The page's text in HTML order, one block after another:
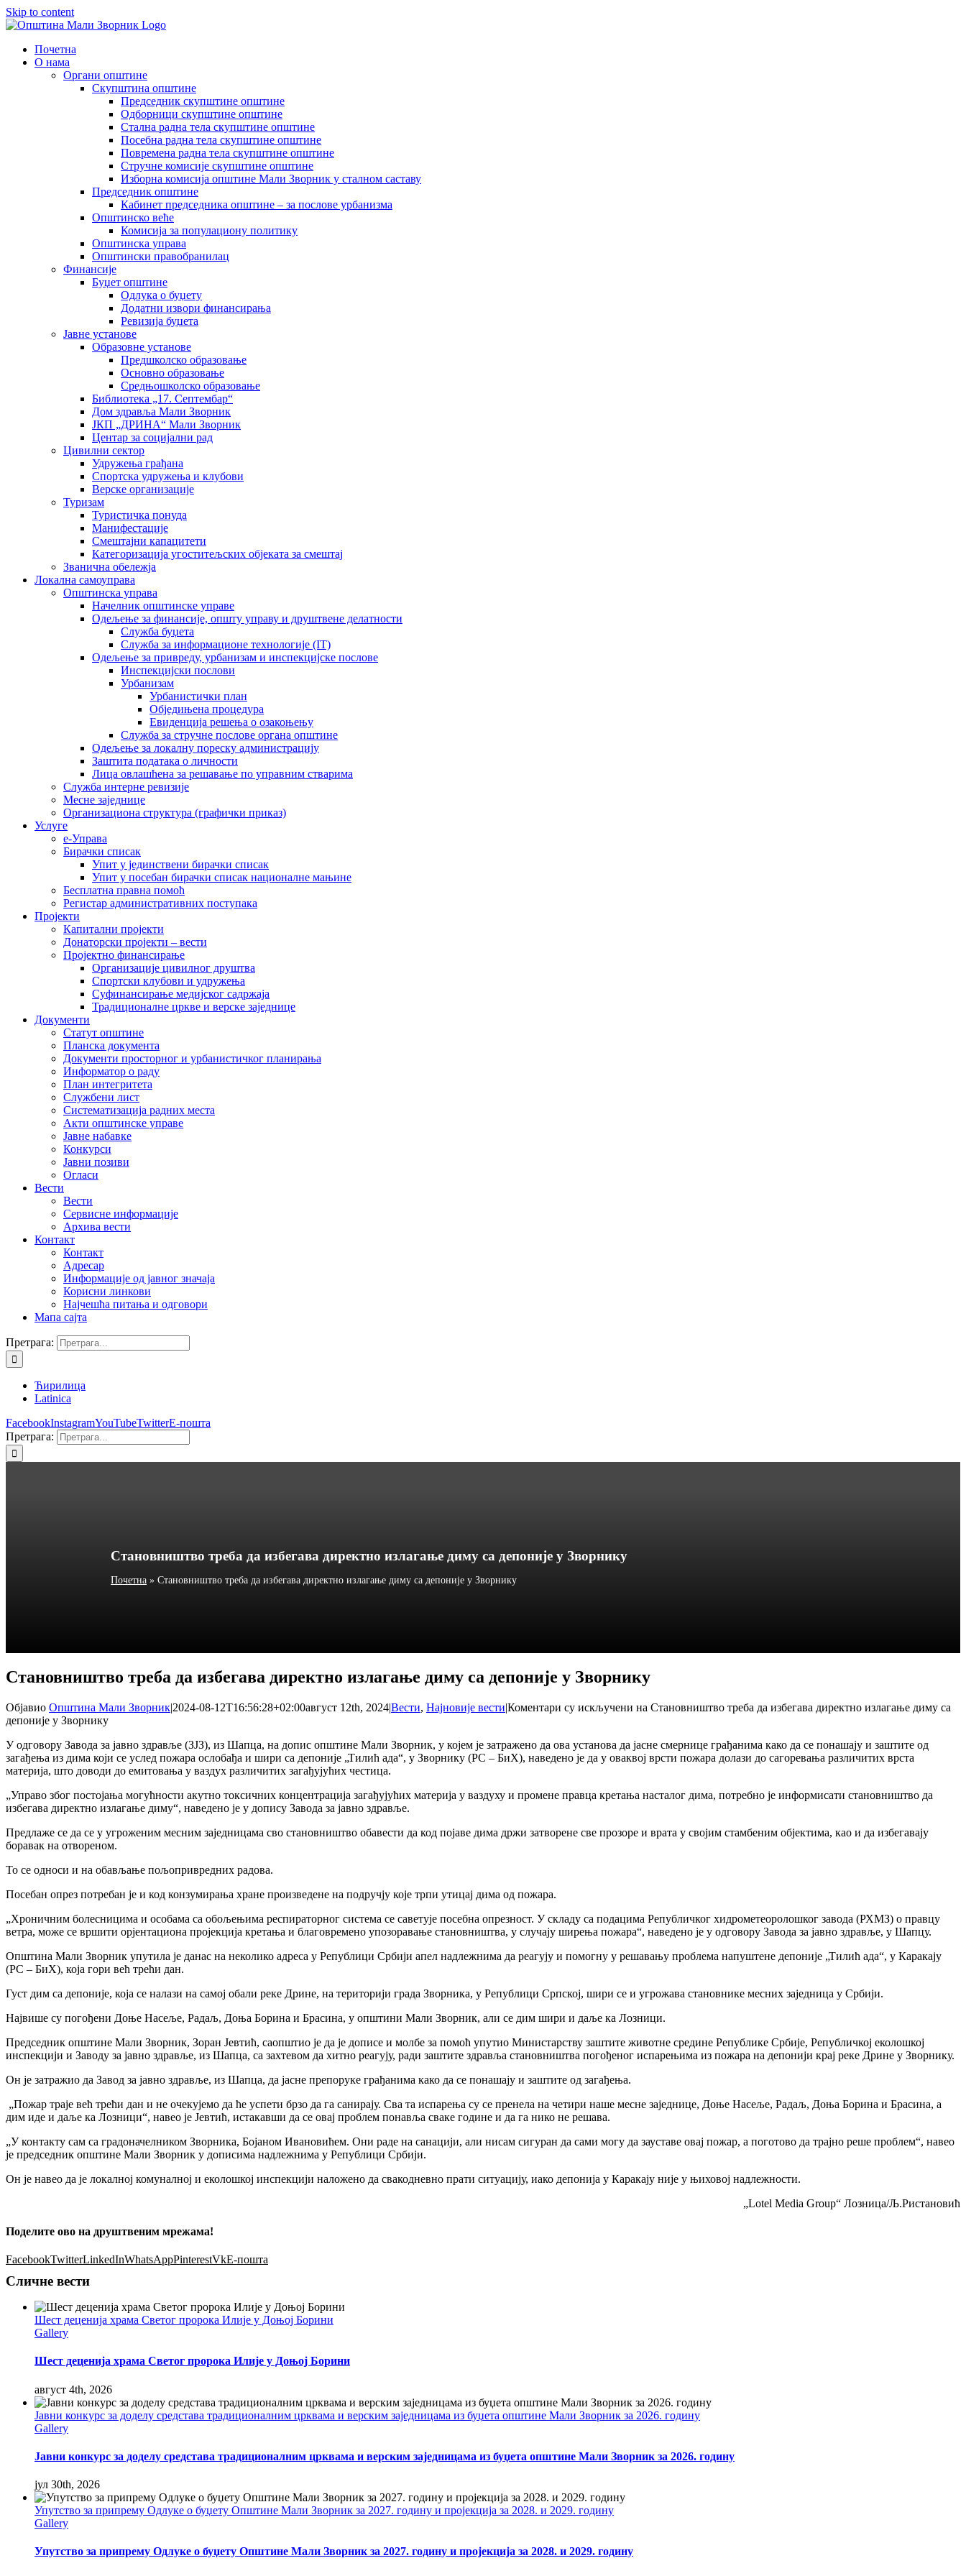
Skip to content
Почетна
О нама
Органи општине
Скупштина општине
Председник скупштине општине
Одборници скупштине општине
Стална радна тела скупштине општине
Посебна радна тела скупштине општине
Повремена радна тела скупштине општине
Стручне комисије скупштине општине
Изборна комисија општине Мали Зворник у сталном саставу
Председник општине
Кабинет председника општине – за послове урбанизма
Општинско веће
Комисија за популациону политику
Општинска управа
Општински правобранилац
Финансије
Буџет општине
Одлука о буџету
Додатни извори финансирања
Ревизија буџета
Јавне установе
Образовне установе
Предшколско образовање
Основно образовање
Средњошколско образовање
Библиотека „17. Септембар“
Дом здравља Мали Зворник
ЈКП „ДРИНА“ Мали Зворник
Центар за социјални рад
Цивилни сектор
Удружења грађана
Спортска удружења и клубови
Верске организације
Туризам
Туристичка понуда
Манифестације
Смештајни капацитети
Категоризација угоститељских објеката за смештај
Званична обележја
Локална самоуправа
Општинска управа
Начелник општинске управе
Одељење за финансије, општу управу и друштвене делатности
Служба буџета
Служба за информационе технологије (IT)
Одељење за привреду, урбанизам и инспекцијске послове
Инспекцијски послови
Урбанизам
Урбанистички план
Обједињена процедура
Евиденција решења о озакоњењу
Служба за стручне послове органа општине
Одељење за локалну пореску администрацију
Заштита података о личности
Лица овлашћена за решавање по управним стварима
Служба интерне ревизије
Месне заједнице
Организациона структура (графички приказ)
Услуге
е-Управа
Бирачки списак
Упит у јединствени бирачки списак
Упит у посебан бирачки списак националне мањине
Бесплатна правна помоћ
Регистар административних поступака
Пројекти
Капитални пројекти
Донаторски пројекти – вести
Пројектно финансирање
Организације цивилног друштва
Спортски клубови и удружења
Суфинансирање медијског садржаја
Традиционалне цркве и верске заједнице
Документи
Статут општине
Планска документа
Документи просторног и урбанистичког планирања
Информатор о раду
План интегритета
Службени лист
Систематизација радних места
Акти општинске управе
Јавне набавке
Конкурси
Јавни позиви
Огласи
Вести
Вести
Сервисне информације
Архива вести
Контакт
Контакт
Адресар
Информације од јавног значаја
Корисни линкови
Најчешћа питања и одговори
Мапа сајта
Претрага:
Ћирилица
Latinica
FacebookInstagramYouTubeTwitterЕ-пошта
Претрага:
Становништво треба да избегава директно излагање диму са депоније у Зворнику
Почетна »Становништво треба да избегава директно излагање диму са депоније у Зворнику
Становништво треба да избегава директно излагање диму са депоније у Зворнику
Објавио Општина Мали Зворник|2024-08-12T16:56:28+02:00август 12th, 2024|Вести, Најновије вести|Коментари су искључени на Становништво треба да избегава директно излагање диму са
депоније у Зворнику
У одговору Завода за јавно здравље (ЗЈЗ), из Шапца, на допис општине Мали Зворник, у којем је затражено да ова установа да јасне смернице грађанима како да се понашају и заштите од
загађења из дима који се услед пожара ослобађа и шири са депоније „Тилић ада“, у Зворнику (РС – БиХ), наведено је да у оваквој врсти пожара долази до сагоревања различитих врста
материја, што доводи до емитовања у ваздух различитих загађујућих честица.
„Управо због постојања могућности акутно токсичних концентрација загађујућих материја у ваздуху и промене правца кретања насталог дима, потребно је информисати становништво да
избегава директно излагање диму“, наведено је у допису Завода за јавно здравље.
Предлаже се да се у угроженим месним заједницама сво становништво обавести да код појаве дима држи затворене све прозоре и врата у својим стамбеним објектима, као и да избегавају
боравак на отвореном.
То се односи и на обављање пољопривредних радова.
Посебан опрез потребан је и код конзумирања хране произведене на подручју које трпи утицај дима од пожара.
„Хроничним болесницима и особама са обољењима респираторног система се саветује посебна опрезност. У складу са подацима Републичког хидрометеоролошког завода (РХМЗ) о правцу
ветра, може се вршити орјентациона пројекција кретања и благовремено упозоравање становништва, у случају ширења пожара“, наведено је у одговору Завода за јавно здравље, у Шапцу.
Општина Мали Зворник упутила је данас на неколико адреса у Републици Србији апел надлежнима да реагују и помогну у решавању проблема напуштене депоније „Тилић ада“, у Каракају
(РС – БиХ), која гори већ трећи дан.
Густ дим са депоније, која се налази на самој обали реке Дрине, на територији града Зворника, у Републици Српској, шири се и угрожава становнике месних заједница у Србији.
Највише су погођени Доње Насеље, Радаљ, Доња Борина и Брасина, у општини Мали Зворник, али се дим шири и даље ка Лозници.
Председник општине Мали Зворник, Зоран Јевтић, саопштио је да је дописе и молбе за помоћ упутио Министарству заштите животне средине Републике Србије, Републичкој еколошкој
инспекцији и Заводу за јавно здравље, из Шапца, са захтевом да хитно реагују, ради заштите здравља становништва погођеног испарењима из пожара на депонији крај реке Дрине у Зворнику.
Он је затражио да Завод за јавно здравље, из Шапца, да јасне препоруке грађанима како да се понашају и заштите од загађења.
„Пожар траје већ трећи дан и не очекујемо да ће успети брзо да га санирају. Сва та испарења су се пренела на четири наше месне заједнице, Доње Насеље, Радаљ, Доња Борина и Брасина, а
дим иде и даље ка Лозници“, навео је Јевтић, истакавши да се овај проблем понавља сваке године и да га нико не решава.
„У контакту сам са градоначелником Зворника, Бојаном Ивановићем. Они раде на санацији, али нисам сигуран да сами могу да зауставе овај пожар, а поготово да трајно реше проблем“, навео
је председник општине Мали Зворник у дописима надлежнима у Републици Србији.
Он је навео да је локалној комуналној и еколошкој инспекцији наложено да свакодневно прати ситуацију, иако депонија у Каракају није у њиховој надлежности.
„Lotel Media Group“ Лозница/Љ.Ристановић
Поделите ово на друштвеним мрежама!
FacebookTwitterLinkedInWhatsAppPinterestVkЕ-пошта
Сличне вести
Шест деценија храма Светог пророка Илије у Доњој Борини
Gallery
Шест деценија храма Светог пророка Илије у Доњој Борини
август 4th, 2026
Јавни конкурс за доделу средстава традиционалним црквама и верским заједницама из буџета општине Мали Зворник за 2026. годину
Gallery
Јавни конкурс за доделу средстава традиционалним црквама и верским заједницама из буџета општине Мали Зворник за 2026. годину
јул 30th, 2026
Упутство за припрему Одлуке о буџету Општине Мали Зворник за 2027. годину и пројекција за 2028. и 2029. годину
Gallery
Упутство за припрему Одлуке о буџету Општине Мали Зворник за 2027. годину и пројекција за 2028. и 2029. годину